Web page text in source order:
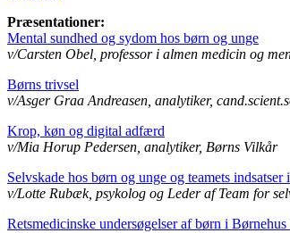
Præsentationer:
Mental sundhed og sydom hos børn og unge
v/Carsten Obel, professor i almen medicin og
Børns trivsel
v/Asger Graa Andreasen, analytiker,
Krop, køn og digital adfærd
v/Mia Horup Pedersen, analytiker, Børns Vilkår
Selvskade hos børn og unge og teamets indsatser
v/Lotte Rubæk, psykolog og Leder af Team for
Retsmedicinske undersøgelser af børn i